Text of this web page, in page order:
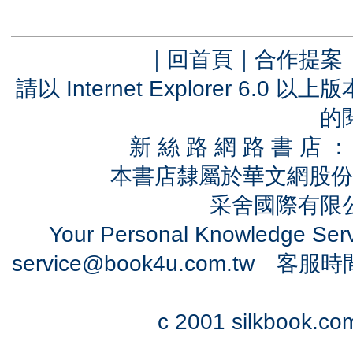
｜ 回首頁 ｜ 合作提案
請以 Internet Explorer 6.0 以上
的
新 絲 路 網 路 書 店
本書店隸屬於華文網股
采舍國際有
Your Personal Knowledge
service@book4u.com.tw客服時
c 2001